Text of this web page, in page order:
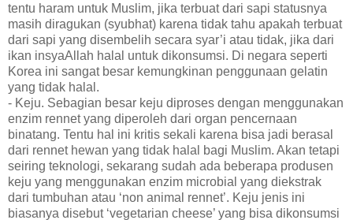
tentu haram untuk Muslim, jika terbuat dari sapi statusnya
masih diragukan (syubhat) karena tidak tahu apakah terbuat
dari sapi yang disembelih secara syar’i atau tidak, jika dari
ikan insyaAllah halal untuk dikonsumsi. Di negara seperti
Korea ini sangat besar kemungkinan penggunaan gelatin
yang tidak halal.
- Keju. Sebagian besar keju diproses dengan menggunakan
enzim rennet yang diperoleh dari organ pencernaan
binatang. Tentu hal ini kritis sekali karena bisa jadi berasal
dari rennet hewan yang tidak halal bagi Muslim. Akan tetapi
seiring teknologi, sekarang sudah ada beberapa produsen
keju yang menggunakan enzim microbial yang diekstrak
dari tumbuhan atau ‘non animal rennet’. Keju jenis ini
biasanya disebut ‘vegetarian cheese’ yang bisa dikonsumsi